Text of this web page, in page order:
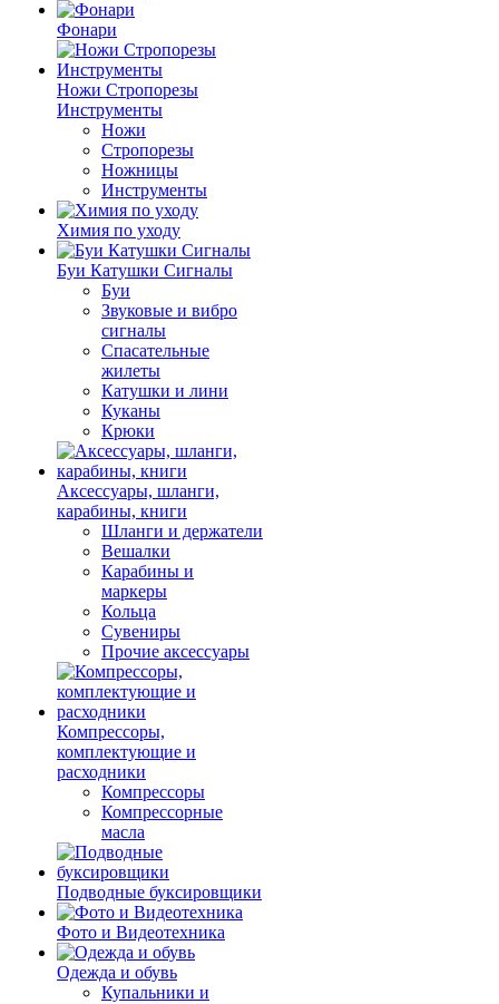
Фонари
Ножи Стропорезы
Инструменты
Ножи
Стропорезы
Ножницы
Инструменты
Химия по уходу
Буи Катушки Сигналы
Буи
Звуковые и вибро
сигналы
Спасательные
жилеты
Катушки и лини
Куканы
Крюки
Аксессуары, шланги,
карабины, книги
Шланги и держатели
Вешалки
Карабины и
маркеры
Кольца
Сувениры
Прочие аксессуары
Компрессоры,
комплектующие и
расходники
Компрессоры
Компрессорные
масла
Подводные буксировщики
Фото и Видеотехника
Одежда и обувь
Купальники и